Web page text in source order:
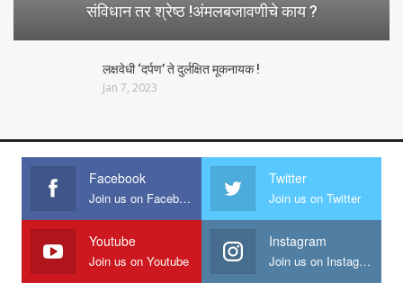
संविधान तर श्रेष्ठ !अंमलबजावणीचे काय ?
लक्षवेधी ‘दर्पण’ ते दुर्लक्षित मूकनायक !
Jan 7, 2023
Facebook
Join us on Facebook
Twitter
Join us on Twitter
Youtube
Join us on Youtube
Instagram
Join us on Instagram